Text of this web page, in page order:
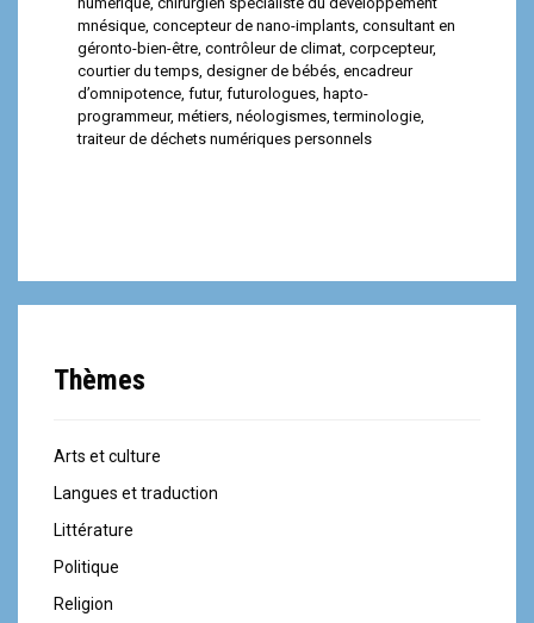
mnésique, concepteur de nano-implants, consultant en
géronto-bien-être, contrôleur de climat, corpcepteur,
courtier du temps, designer de bébés, encadreur
d’omnipotence, futur, futurologues, hapto-
programmeur, métiers, néologismes,terminologie,
traiteur de déchets numériques personnels
Thèmes
Arts et culture
Langues et traduction
Littérature
Politique
Religion